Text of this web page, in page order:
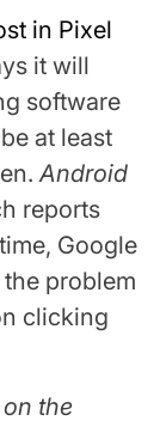
in Pixel
it will
software
at least
Android
reports
Google
problem
clicking
the